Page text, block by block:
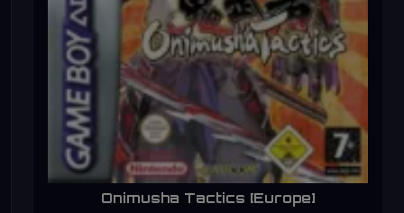
Onimusha Tactics [Europe]